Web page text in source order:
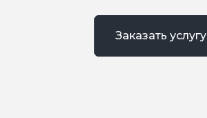
Заказать услугу